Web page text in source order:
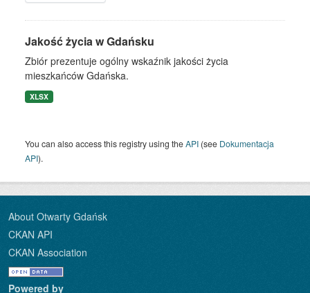
Jakość życia w Gdańsku
Zbiór prezentuje ogólny wskaźnik jakości życia
mieszkańców Gdańska.
XLSX
You can also access this registry using theAPI (see Dokumentacja
API).
About Otwarty Gdańsk
CKAN API
CKAN Association
Powered by